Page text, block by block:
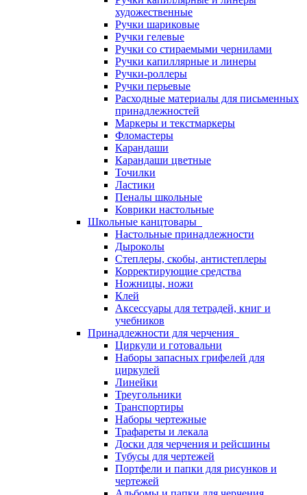
художественные
Ручки шариковые
Ручки гелевые
Ручки со стираемыми чернилами
Ручки капиллярные и линеры
Ручки-роллеры
Ручки перьевые
Расходные материалы для письменных
принадлежностей
Маркеры и текстмаркеры
Фломастеры
Карандаши
Карандаши цветные
Точилки
Ластики
Пеналы школьные
Коврики настольные
Школьные канцтовары
Настольные принадлежности
Дыроколы
Степлеры, скобы, антистеплеры
Корректирующие средства
Ножницы, ножи
Клей
Аксессуары для тетрадей, книг и
учебников
Принадлежности для черчения
Циркули и готовальни
Наборы запасных грифелей для
циркулей
Линейки
Треугольники
Транспортиры
Наборы чертежные
Трафареты и лекала
Доски для черчения и рейсшины
Тубусы для чертежей
Портфели и папки для рисунков и
чертежей